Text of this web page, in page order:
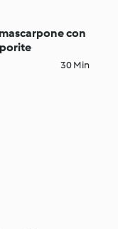
con
30 Min